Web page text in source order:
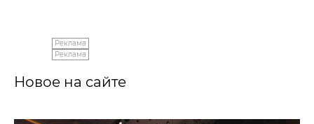
Реклама
Реклама
Новое на сайте